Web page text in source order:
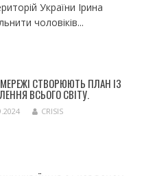
України Ірина
чоловіків...
СТВОРЮЮТЬ ПЛАН ІЗ
ВСЬОГО СВІТУ.
CRISIS